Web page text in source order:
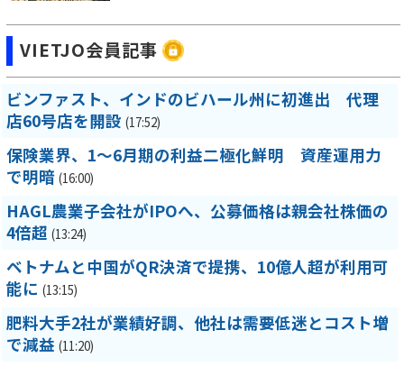
VIETJO会員記事
ビンファスト、インドのビハール州に初進出 代理
店60号店を開設 (17:52)
保険業界、1～6月期の利益二極化鮮明 資産運用力
で明暗 (16:00)
HAGL農業子会社がIPOへ、公募価格は親会社株価の
4倍超 (13:24)
ベトナムと中国がQR決済で提携、10億人超が利用可
能に (13:15)
肥料大手2社が業績好調、他社は需要低迷とコスト増
で減益 (11:20)